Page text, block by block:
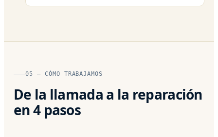
05 — CÓMO TRABAJAMOS
De la llamada a la reparación
en 4 pasos